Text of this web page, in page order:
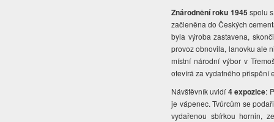
Znárodnění roku 1945 spolu
začleněna do Českých
byla výroba zastavena,
provoz obnovila, lanovku ale
místní národní výbor v
otevírá za vydatného přispění
Návštěvník uvidí4 expozice:
je vápenec. Tvůrcům se
vydařenou sbírkou hornin,